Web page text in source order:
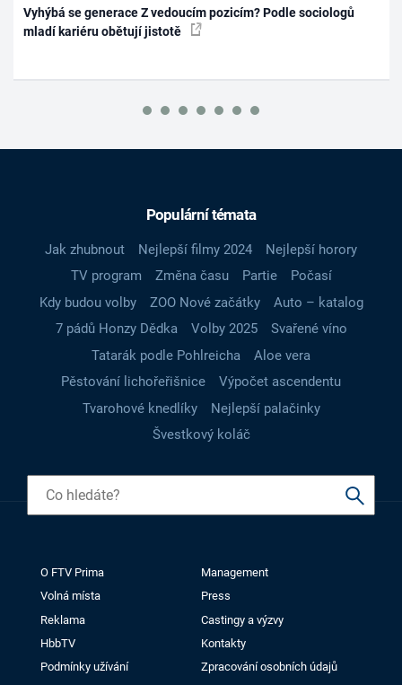
Vyhýbá se generace Z vedoucím pozicím? Podle sociologů
mladí kariéru obětují jistotě
Populární témata
Jak zhubnout Nejlepší filmy 2024
Nejlepší horory
TV program
Změna času Partie
Počasí
Kdy budou volby
ZOO Nové začátky
Auto – katalog
7 pádů Honzy Dědka
Volby 2025
Svařené víno
Tatarák podle Pohlreicha
Aloe vera
Pěstování lichořeřišnice
Výpočet ascendentu
Tvarohové knedlíky
Nejlepší palačinky
Švestkový koláč
O FTV Prima
Management
Volná místa
Press
Reklama
Castingy a výzvy
HbbTV
Kontakty
Podmínky užívání
Zpracování osobních údajů